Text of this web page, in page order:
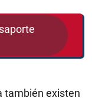
también existen